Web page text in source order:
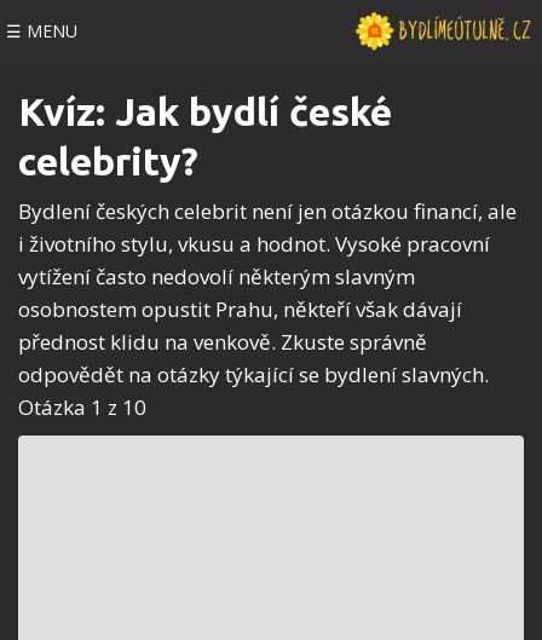
☰ MENU
Kvíz: Jak bydlí české
celebrity?
Bydlení českých celebrit není jen otázkou financí, ale
i životního stylu, vkusu a hodnot. Vysoké pracovní
vytížení často nedovolí některým slavným
osobnostem opustit Prahu, někteří však dávají
přednost klidu na venkově. Zkuste správně
odpovědět na otázky týkající se bydlení slavných.
Otázka 1 z 10